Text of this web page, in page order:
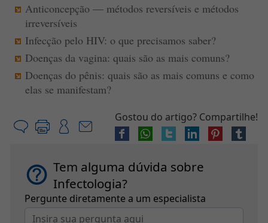
Anticoncepção — métodos reversíveis e métodos
irreversíveis
Infecção pelo HIV: o que precisamos saber?
Doenças da vagina: quais são as mais comuns?
Doenças do pênis: quais são as mais comuns e como
elas se manifestam?
Gostou do artigo? Compartilhe!
Tem alguma dúvida sobre
Infectologia?
Pergunte diretamente a um especialista